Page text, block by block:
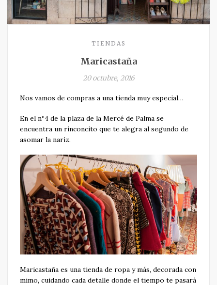
TIENDAS
Maricastaña
20 octubre, 2016
Nos vamos de compras a una tienda muy especial…
En el nº4 de la plaza de la Mercé de Palma se
encuentra un rinconcito que te alegra al segundo de
asomar la nariz.
Maricastaña es una tienda de ropa y más, decorada con
mimo, cuidando cada detalle donde el tiempo te pasará